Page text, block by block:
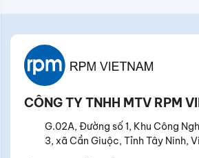
CÔNG TY TNHH MTV RPM
G.02A, Đường số 1, Khu Công
3, xã Cần Giuộc, Tỉnh Tây Ninh,